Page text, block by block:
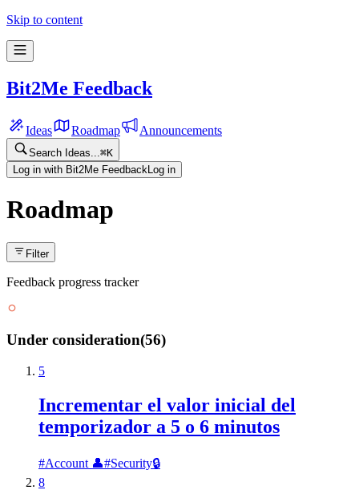
Skip to content
Bit2Me Feedback
Ideas Roadmap Announcements
Search Ideas... ⌘K
Log in with Bit2Me Feedback Log in
Roadmap
Filter
Feedback progress tracker
Under consideration(56)
5
Incrementar el valor inicial del
temporizador a 5 o 6 minutos
#Account 👤#Security🔒
8